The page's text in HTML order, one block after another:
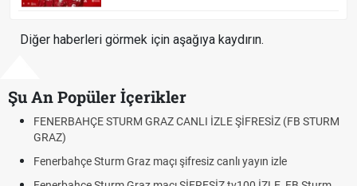
Diğer haberleri görmek için aşağıya kaydırın.
Şu An Popüler İçerikler
STURM GRAZ CANLI İZLE ŞİFRESİZ (FB STURM
Sturm Graz maçı şifresiz canlı yayın izle